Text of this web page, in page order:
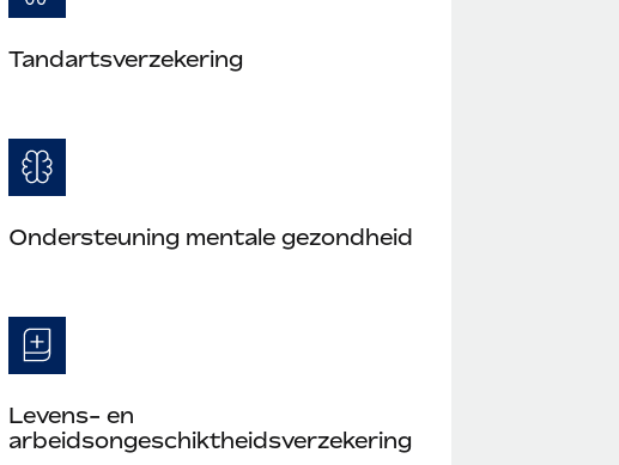
Tandartsverzekering
Ondersteuning mentale gezondheid
Levens- en
arbeidsongeschiktheidsverzekering